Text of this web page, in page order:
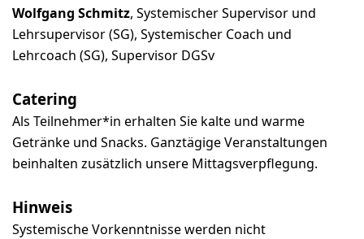
Wolfgang Schmitz, Systemischer Supervisor und
Lehrsupervisor (SG), Systemischer Coach und
Lehrcoach (SG), Supervisor DGSv
Catering
Als Teilnehmer*in erhalten Sie kalte und warme
Getränke und Snacks. Ganztägige Veranstaltungen
beinhalten zusätzlich unsere Mittagsverpflegung.
Hinweis
Systemische Vorkenntnisse werden nicht